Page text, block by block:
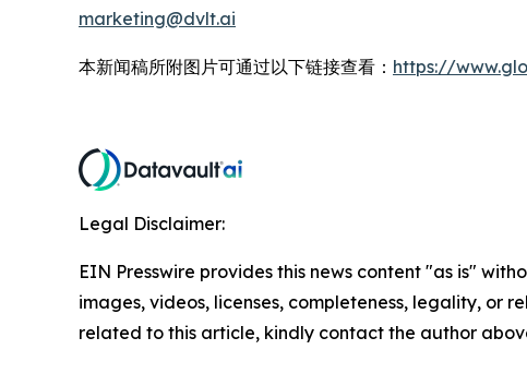
marketing@dvlt.ai
本新闻稿所附图片可通过以下链接查看： https://
Legal Disclaimer:
EIN Presswire provides this news content "as is"
images, videos, licenses, completeness, legality, or
related to this article, kindly contact the author